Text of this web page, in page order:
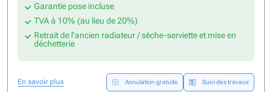
Garantie pose incluse
TVA à 10% (au lieu de 20%)
Retrait de l'ancien radiateur / sèche-serviette et mise en
déchetterie
En savoir plus Annulation gratuite Suivi des travaux